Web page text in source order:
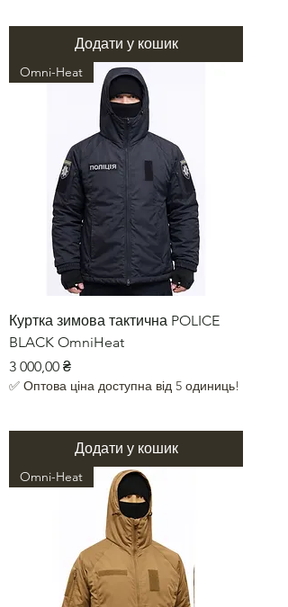
Додати у кошик
Omni-Heat
Куртка зимова тактична POLICE
BLACK OmniHeat
Ціна
3 000,00 ₴
✅ Оптова ціна доступна від 5 одиниць!
Додати у кошик
Omni-Heat